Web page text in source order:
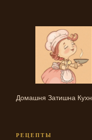
Домашня Затишна
РЕЦЕПТЫ